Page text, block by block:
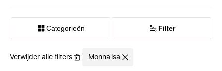
Categorieën Filter
Verwijder alle filters Monnalisa